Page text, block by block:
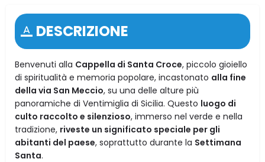
DESCRIZIONE
Benvenuti alla Cappella di Santa Croce, piccolo gioiello
di spiritualità e memoria popolare, incastonato alla fine
della via San Meccio, su una delle alture più
panoramiche di Ventimiglia di Sicilia. Questo luogo di
culto raccolto e silenzioso, immerso nel verde e nella
tradizione, riveste un significato speciale per gli
abitanti del paese, soprattutto durante la Settimana
Santa.